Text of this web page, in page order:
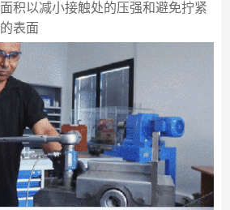
积以减小接触处的压强和避免拧紧
表面